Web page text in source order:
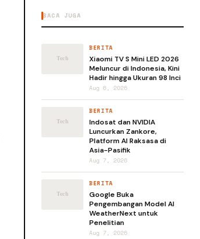
BACA JUGA
BERITA
Xiaomi TV S Mini LED 2026
Meluncur di Indonesia, Kini
Hadir hingga Ukuran 98 Inci
Aug 6, 2026
BERITA
Indosat dan NVIDIA
Luncurkan Zankore,
Platform AI Raksasa di
Asia-Pasifik
Aug 7, 2026
BERITA
Google Buka
Pengembangan Model AI
WeatherNext untuk
Penelitian
Aug 7, 2026